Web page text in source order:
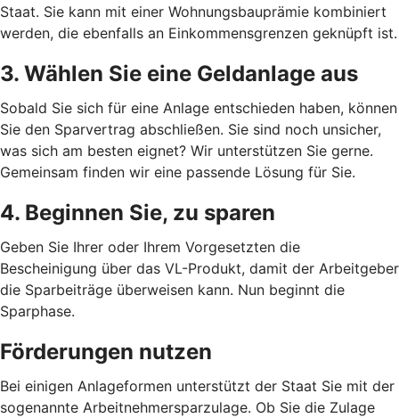
Staat. Sie kann mit einer Wohnungsbauprämie kombiniert
werden, die ebenfalls an Einkommensgrenzen geknüpft ist.
3. Wählen Sie eine Geldanlage aus
Sobald Sie sich für eine Anlage entschieden haben, können
Sie den Sparvertrag abschließen. Sie sind noch unsicher,
was sich am besten eignet? Wir unterstützen Sie gerne.
Gemeinsam finden wir eine passende Lösung für Sie.
4. Beginnen Sie, zu sparen
Geben Sie Ihrer oder Ihrem Vorgesetzten die
Bescheinigung über das VL-Produkt, damit der Arbeitgeber
die Sparbeiträge überweisen kann. Nun beginnt die
Sparphase.
Förderungen nutzen
Bei einigen Anlageformen unterstützt der Staat Sie mit der
sogenannte Arbeitnehmersparzulage. Ob Sie die Zulage